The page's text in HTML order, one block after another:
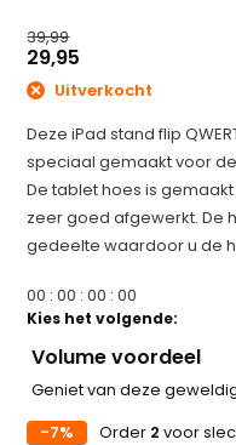
39,99
29,95
Uitverkocht
Deze iPad stand flip
speciaal gemaakt voor de
De tablet hoes is
zeer goed afgewerkt. De
gedeelte waardoor u de
00 :00 :00 :00
Kies het volgende:
Volume voordeel
Geniet van deze
-7%
Order 2 voor